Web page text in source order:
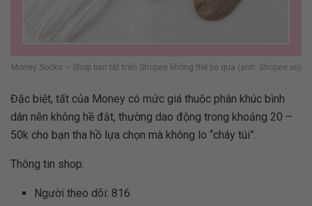
Money Socks – Shop bán tất trên Shopee không thể bỏ qua (ảnh: Shopee.vn)
Đặc biệt, tất của Money có mức giá thuộc phân khúc bình
dân nên không hề đắt, thường dao động trong khoảng 20 –
50k cho bạn tha hồ lựa chọn mà không lo “cháy túi”.
Thông tin shop:
Người theo dõi: 816